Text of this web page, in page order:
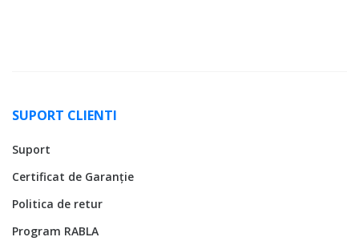
SUPORT CLIENTI
Suport
Certificat de Garanție
Politica de retur
Program RABLA